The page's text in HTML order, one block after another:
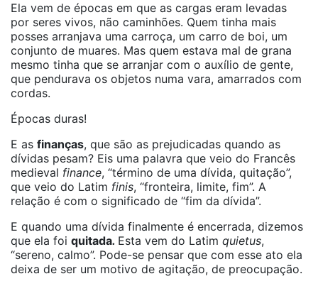
Ela vem de épocas em que as cargas eram levadas
por seres vivos, não caminhões. Quem tinha mais
posses arranjava uma carroça, um carro de boi, um
conjunto de muares. Mas quem estava mal de grana
mesmo tinha que se arranjar com o auxílio de gente,
que pendurava os objetos numa vara, amarrados com
cordas.
Épocas duras!
E as finanças, que são as prejudicadas quando as
dívidas pesam? Eis uma palavra que veio do Francês
medieval finance, “término de uma dívida, quitação”,
que veio do Latim finis, “fronteira, limite, fim”. A
relação é com o significado de “fim da dívida”.
E quando uma dívida finalmente é encerrada, dizemos
que ela foi quitada. Esta vem do Latim quietus,
“sereno, calmo”. Pode-se pensar que com esse ato ela
deixa de ser um motivo de agitação, de preocupação.